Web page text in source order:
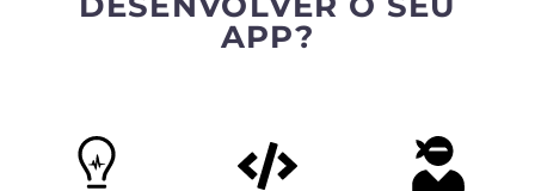
APP?